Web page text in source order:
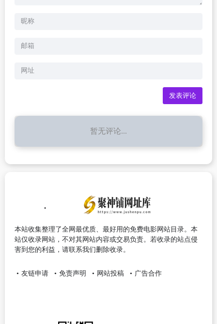
暂无评论...
本站收集整理了全网最优质、最好用的免费电影网站目录。本
站仅收录网站，不对其网站内容或交易负责。若收录的站点侵
害到您的利益，请联系我们删除收录。
友链申请 免责声明 网站投稿 广告合作